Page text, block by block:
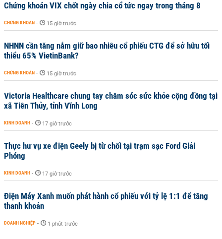
Chứng khoán VIX chốt ngày chia cổ tức ngay trong tháng 8
CHỨNG KHOÁN - 15 giờ trước
NHNN cần tăng nắm giữ bao nhiêu cổ phiếu CTG để sở hữu tối
thiểu 65% VietinBank?
CHỨNG KHOÁN - 15 giờ trước
Victoria Healthcare chung tay chăm sóc sức khỏe cộng đồng tại
xã Tiên Thủy, tỉnh Vĩnh Long
KINH DOANH - 17 giờ trước
Thực hư vụ xe điện Geely bị từ chối tại trạm sạc Ford Giải
Phóng
KINH DOANH - 17 giờ trước
Điện Máy Xanh muốn phát hành cổ phiếu với tỷ lệ 1:1 để tăng
thanh khoản
DOANH NGHIỆP - 1 phút trước